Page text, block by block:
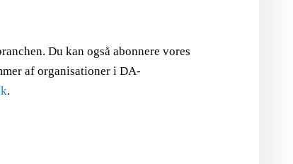
Du kan også abonnere vores
af organisationer i DA-
.